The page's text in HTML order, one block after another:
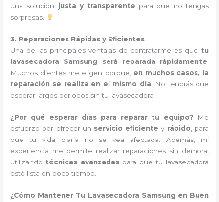
una solución justa y transparente para que no tengas
sorpresas.
3. Reparaciones Rápidas y Eficientes
Una de las principales ventajas de contratarme es que tu
lavasecadora Samsung será reparada rápidamente.
Muchos clientes me eligen porque, en muchos casos, la
reparación se realiza en el mismo día. No tendrás que
esperar largos periodos sin tu lavasecadora.
¿Por qué esperar días para reparar tu equipo? Me
esfuerzo por ofrecer un servicio eficiente y rápido , para
que tu vida diaria no se vea afectada. Además, mi
experiencia me permite realizar reparaciones sin demora,
utilizando técnicas avanzadaspara que tu lavasecadora
esté lista en poco tiempo.
¿Cómo Mantener Tu Lavasecadora Samsung en Buen